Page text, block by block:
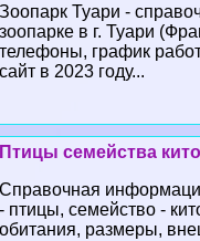
Зоопарк Туари -
зоопарке в г. Туари
телефоны, график
сайт в 2023 году...
Птицы семейства
Справочная
- птицы, семейство -
обитания, размеры,